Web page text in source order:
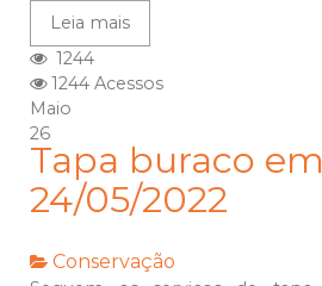
Leia mais
1244
1244 Acessos
Maio
26
Tapa buraco em
24/05/2022
Conservação